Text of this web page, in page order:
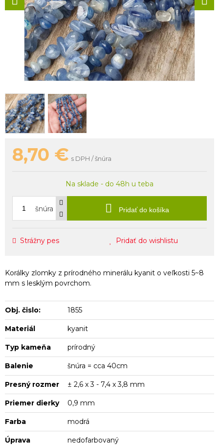
8,70 € s DPH / šnúra
Na sklade - do 48h u teba
šnúra Pridať do košíka
Strážny pes Pridať do wishlistu
Korálky zlomky z prírodného minerálu kyanit o veľkosti 5~8
mm s lesklým povrchom.
Obj. čislo: 1855
Materiál kyanit
Typ kameňa prírodný
Balenie šnúra = cca 40cm
Presný rozmer ± 2,6 x 3 - 7,4 x 3,8 mm
Priemer dierky 0,9 mm
Farba modrá
Úprava nedofarbovaný